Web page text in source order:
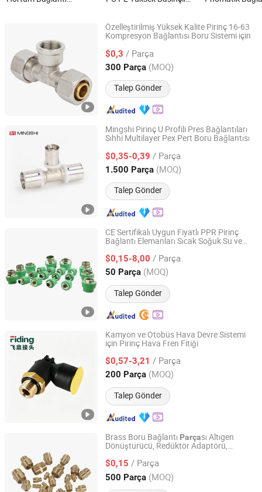
Bağlantılar nedir?
için nedir?
Özelleştirilmiş Yüksek Kalite Pirinç 16-63
Kompresyon Bağlantısı Boru Sistemi için
$0,3 / Parça
300 Parça (MOQ)
Talep Gönder
Yuhuan Tufei Imp. and Exp. Co., Ltd.
Zhejiang, China Fiyat 2020
Mingshi Pirinç U Profili Pres Bağlantıları
Sıhhi Multilayer Pex Pert Boru Bağlantısı
$0,35-0,39 / Parça
1.500 Parça (MOQ)
Talep Gönder
Zhejiang Mingshi Xingxin HVAC Technology Co., Ltd.
Zhejiang, China Fiyat 2016
CE Sertifikalı Uygun Fiyatlı PPR Pirinç
Bağlantı Elemanları Sıcak Soğuk Su ve
$0,15-8,00 / Parça
50 Parça (MOQ)
Talep Gönder
Ningbo Bingley Industry and Trade Co., Ltd.
Zhejiang, China Fiyat 2025
Kamyon ve Otobüs Hava Devre Sistemi
için Pirinç Hava Fren Fitiği
$0,57-3,21 / Parça
200 Parça (MOQ)
Talep Gönder
Suzhou Feiding Automotive Parts Co., Ltd.
Jiangsu, China Fiyat 2026
Brass Boru Bağlantı Parçası Altıgen
Dönüştürücü, Redüktör Adaptörü,
Parçası
$0,15 / Parça
500 Parça (MOQ)
Zhuji Rixin Machinary Fittings Co., Ltd.
Zhejiang, China Fiyat 2021